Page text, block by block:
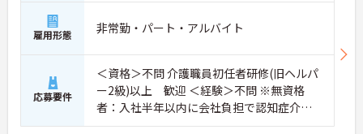
しゃれを我慢することなく、自分らしくのびのびと
活躍できます。
雇用形態 非常勤・パート・アルバイト
応募要件
＜資格＞不問 介護職員初任者研修(旧ヘルパ
ー2級)以上 歓迎 ＜経験＞不問 ※無資格
者：入社半年以内に会社負担で認知症介護
基礎研修受講